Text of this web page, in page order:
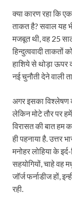
क्या कारण रहा कि
ताकत है? सवाल यह
मजबूत थी, वह 25
हिन्दुत्ववादी
हाशिये से थोड़ा ऊपर
नई चुनौती देने वाली
अगर इसका विश्लेषण
लेकिन मोटे तौर पर
विरासत की बात
ही पहनाया है. उत्तर
मनोहर लोहिया के
सहयोगियों, चाहे वह
जॉर्ज फर्नाडीज हों,
रही.